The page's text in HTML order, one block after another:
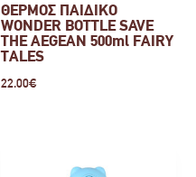
ΘΕΡΜΟΣ ΠΑΙΔΙΚΟ
WONDER BOTTLE SAVE
THE AEGEAN 500ml FAIRY
TALES
22.00€